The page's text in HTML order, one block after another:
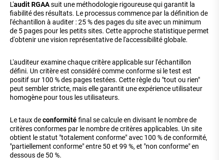
L'audit RGAAsuit une méthodologie rigoureuse qui garantit la
fiabilité des résultats. Le processus commence par la définition de
l'échantillon à auditer : 25 % des pages du site avec un minimum
de 5 pages pour les petits sites. Cette approche statistique permet
d'obtenir une vision représentative de l'accessibilité globale.
L'auditeur examine chaque critère applicable sur l'échantillon
défini. Un critère est considéré comme conforme si le test est
positif sur 100 % des pages testées. Cette règle du "tout ou rien"
peut sembler stricte, mais elle garantit une expérience utilisateur
homogène pour tous les utilisateurs.
Le taux deconformitéfinal se calcule en divisant le nombre de
critères conformes par le nombre de critères applicables. Un site
obtient le statut "totalement conforme" avec 100 % de conformité,
"partiellement conforme" entre 50 et 99 %, et "non conforme" en
dessous de 50 %.